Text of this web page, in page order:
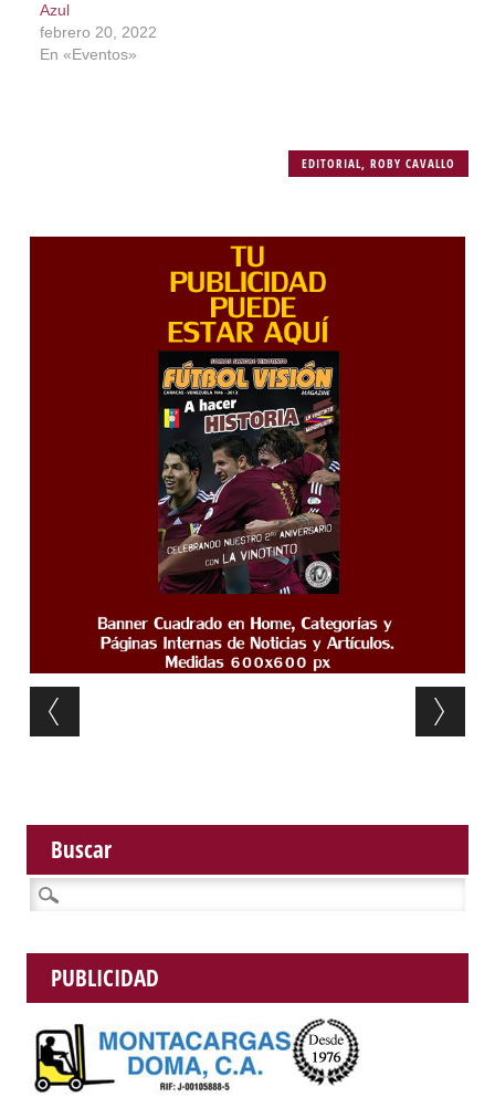
Azul
febrero 20, 2022
En «Eventos»
EDITORIAL,ROBY CAVALLO
Post navigation
Buscar
Buscar:
PUBLICIDAD